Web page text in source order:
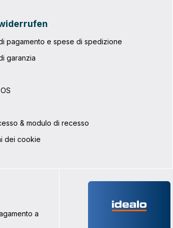
pagamento e spese di spedizione
garanzia
& modulo di recesso
dei cookie
a